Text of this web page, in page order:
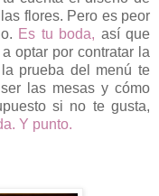
flores. Pero es peor
Es tu boda, así que
optar por contratar la
prueba del menú te
las mesas y cómo
si no te gusta,
Y punto.